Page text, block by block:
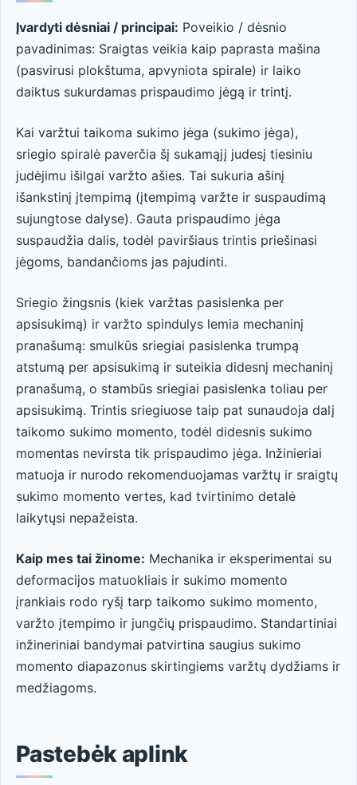
Įvardyti dėsniai / principai: Poveikio / dėsnio
pavadinimas: Sraigtas veikia kaip paprasta mašina
(pasvirusi plokštuma, apvyniota spirale) ir laiko
daiktus sukurdamas prispaudimo jėgą ir trintį.
Kai varžtui taikoma sukimo jėga (sukimo jėga),
sriegio spiralė paverčia šį sukamąjį judesį tiesiniu
judėjimu išilgai varžto ašies. Tai sukuria ašinį
išankstinį įtempimą (įtempimą varžte ir suspaudimą
sujungtose dalyse). Gauta prispaudimo jėga
suspaudžia dalis, todėl paviršiaus trintis priešinasi
jėgoms, bandančioms jas pajudinti.
Sriegio žingsnis (kiek varžtas pasislenka per
apsisukimą) ir varžto spindulys lemia mechaninį
pranašumą: smulkūs sriegiai pasislenka trumpą
atstumą per apsisukimą ir suteikia didesnį mechaninį
pranašumą, o stambūs sriegiai pasislenka toliau per
apsisukimą. Trintis sriegiuose taip pat sunaudoja dalį
taikomo sukimo momento, todėl didesnis sukimo
momentas nevirsta tik prispaudimo jėga. Inžinieriai
matuoja ir nurodo rekomenduojamas varžtų ir sraigtų
sukimo momento vertes, kad tvirtinimo detalė
laikytųsi nepažeista.
Kaip mes tai žinome: Mechanika ir eksperimentai su
deformacijos matuokliais ir sukimo momento
įrankiais rodo ryšį tarp taikomo sukimo momento,
varžto įtempimo ir jungčių prispaudimo. Standartiniai
inžineriniai bandymai patvirtina saugius sukimo
momento diapazonus skirtingiems varžtų dydžiams ir
medžiagoms.
Pastebėk aplink